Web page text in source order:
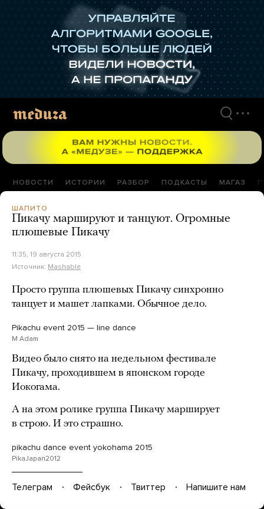
НОВОСТИ ИСТОРИИ РАЗБОР ПОДКАСТЫ МАГАЗ
ШАПИТО
Пикачу маршируют и танцуют. Огромные
плюшевые Пикачу
11:35, 19 августа 2015
Источник: Mashable
Просто группа плюшевых Пикачу синхронно
танцует и машет лапками. Обычное дело.
Pikachu event 2015 — line dance
M Adam
Видео было снято на недельном фестивале
Пикачу, проходившем в японском городе
Иокогама.
А на этом ролике группа Пикачу марширует
в строю. И это страшно.
pikachu dance event yokohama 2015
PikaJapan2012
Телеграм Фейсбук Твиттер Напишите нам